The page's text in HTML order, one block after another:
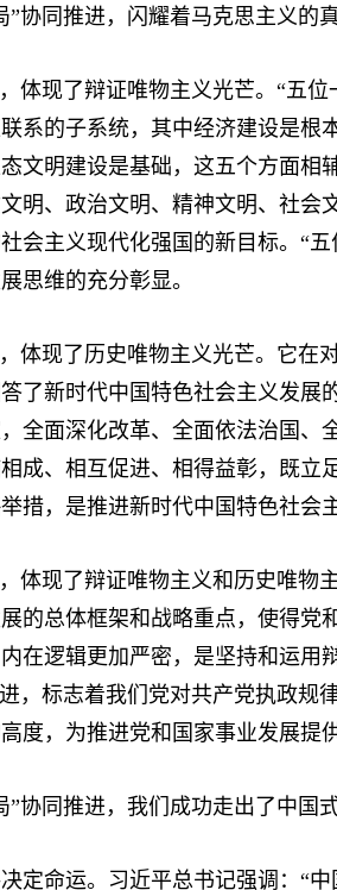
同推进，闪耀着马克思主义的真
现了辩证唯物主义光芒。“五位
系的子系统，其中经济建设是根
文明建设是基础，这五个方面相
明、政治文明、精神文明、社会
会主义现代化强国的新目标。“
思维的充分彰显。
现了历史唯物主义光芒。它在
了新时代中国特色社会主义发展
全面深化改革、全面依法治国、
成、相互促进、相得益彰，既立
措，是推进新时代中国特色社会
现了辩证唯物主义和历史唯物
的总体框架和战略重点，使得党
在逻辑更加严密，是坚持和运用
，标志着我们党对共产党执政规
度，为推进党和国家事业发展提
同推进，我们成功走出了中国式
命运。习近平总书记强调：“中